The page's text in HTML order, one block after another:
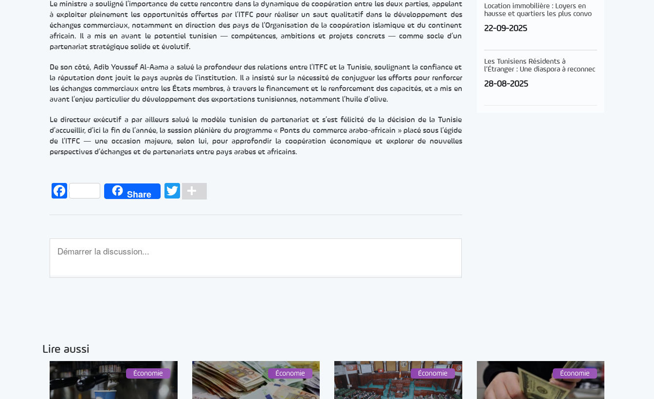
Le ministre a souligné l’importance de cette rencontre dans la dynamique de coopération entre les deux parties, appelant
à exploiter pleinement les opportunités offertes par l’ITFC pour réaliser un saut qualitatif dans le développement des
échanges commerciaux, notamment en direction des pays de l’Organisation de la coopération islamique et du continent
africain. Il a mis en avant le potentiel tunisien — compétences, ambitions et projets concrets — comme socle d’un
partenariat stratégique solide et évolutif.
De son côté, Adib Youssef Al-Aama a salué la profondeur des relations entre l’ITFC et la Tunisie, soulignant la confiance et
la réputation dont jouit le pays auprès de l’institution. Il a insisté sur la nécessité de conjuguer les efforts pour renforcer
les échanges commerciaux entre les États membres, à travers le financement et le renforcement des capacités, et a mis en
avant l’enjeu particulier du développement des exportations tunisiennes, notamment l’huile d’olive.
Le directeur exécutif a par ailleurs salué le modèle tunisien de partenariat et s’est félicité de la décision de la Tunisie
d’accueillir, d’ici la fin de l’année, la session plénière du programme « Ponts du commerce arabo-africain » placé sous l’égide
de l’ITFC — une occasion majeure, selon lui, pour approfondir la coopération économique et explorer de nouvelles
perspectives d’échanges et de partenariats entre pays arabes et africains.
FacebookShare TwitterPartager
Location immobilière : Loyers en
hausse et quartiers les plus convo
22-09-2025
Les Tunisiens Résidents à
l’Étranger : Une diaspora à reconnec
28-08-2025
Lire aussi
Économie Économie Économie Économie